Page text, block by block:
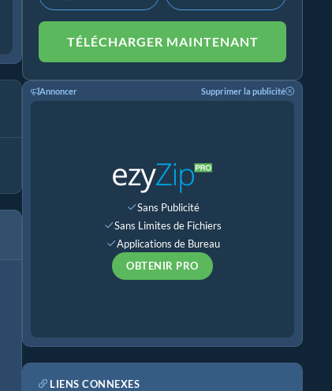
TÉLÉCHARGER MAINTENANT
Annoncer Supprimer la publicité
Sans Publicité
Sans Limites de Fichiers
Applications de Bureau
OBTENIR PRO
LIENS CONNEXES